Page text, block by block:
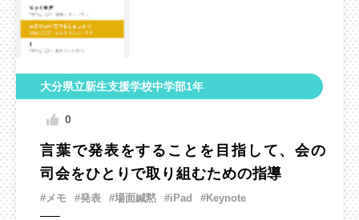
大分県立新生支援学校中学部1年
0
言葉で発表をすることを目指して、会の
司会をひとりで取り組むための指導
#メモ #発表 #場面緘黙 #iPad #Keynote